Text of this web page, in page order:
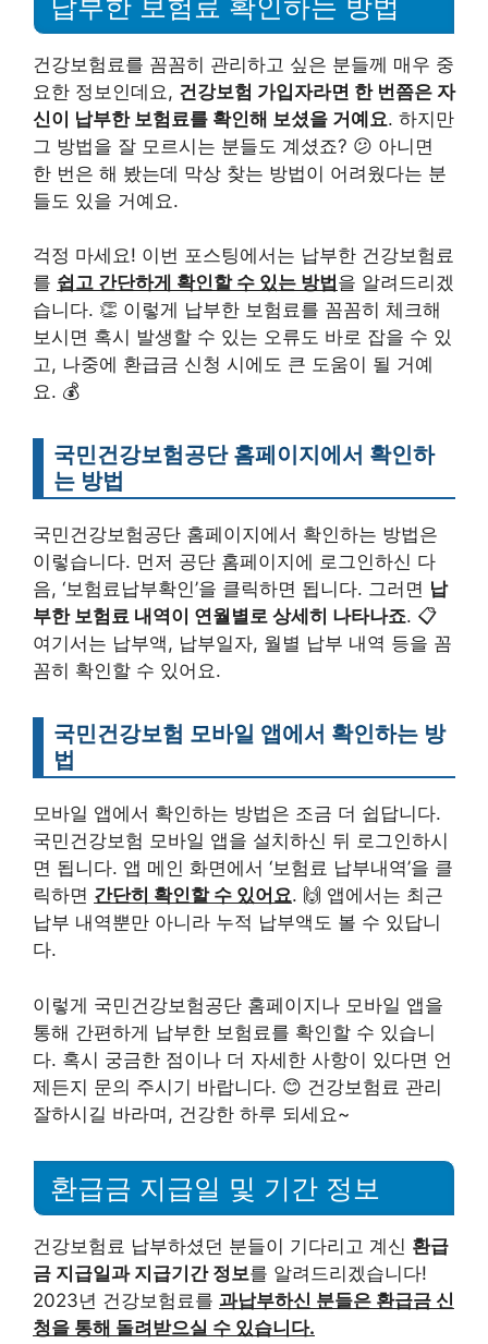
납부한 보험료 확인하는 방법
건강보험료를 꼼꼼히 관리하고 싶은 분들께 매우 중
요한 정보인데요, 건강보험 가입자라면 한 번쯤은 자
신이 납부한 보험료를 확인해 보셨을 거예요. 하지만
그 방법을 잘 모르시는 분들도 계셨죠? 😕 아니면
한 번은 해 봤는데 막상 찾는 방법이 어려웠다는 분
들도 있을 거예요.
걱정 마세요! 이번 포스팅에서는 납부한 건강보험료
를 쉽고 간단하게 확인할 수 있는 방법 을 알려드리겠
습니다. 👏 이렇게 납부한 보험료를 꼼꼼히 체크해
보시면 혹시 발생할 수 있는 오류도 바로 잡을 수 있
고, 나중에 환급금 신청 시에도 큰 도움이 될 거예
요. 💰
국민건강보험공단 홈페이지에서 확인하
는 방법
국민건강보험공단 홈페이지에서 확인하는 방법은
이렇습니다. 먼저 공단 홈페이지에 로그인하신 다
음, ‘보험료납부확인’을 클릭하면 됩니다. 그러면 납
부한 보험료 내역이 연월별로 상세히 나타나죠. 📋
여기서는 납부액, 납부일자, 월별 납부 내역 등을 꼼
꼼히 확인할 수 있어요.
국민건강보험 모바일 앱에서 확인하는 방
법
모바일 앱에서 확인하는 방법은 조금 더 쉽답니다.
국민건강보험 모바일 앱을 설치하신 뒤 로그인하시
면 됩니다. 앱 메인 화면에서 ‘보험료 납부내역’을 클
릭하면 간단히 확인할 수 있어요. 🙌 앱에서는 최근
납부 내역뿐만 아니라 누적 납부액도 볼 수 있답니
다.
이렇게 국민건강보험공단 홈페이지나 모바일 앱을
통해 간편하게 납부한 보험료를 확인할 수 있습니
다. 혹시 궁금한 점이나 더 자세한 사항이 있다면 언
제든지 문의 주시기 바랍니다. 😊 건강보험료 관리
잘하시길 바라며, 건강한 하루 되세요~
환급금 지급일 및 기간 정보
건강보험료 납부하셨던 분들이 기다리고 계신 환급
금 지급일과 지급기간 정보를 알려드리겠습니다!
2023년 건강보험료를 과납부하신 분들은 환급금 신
청을 통해 돌려받으실 수 있습니다.